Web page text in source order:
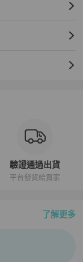
驗證通過出貨
平台發貨給買家
了解更多
紹